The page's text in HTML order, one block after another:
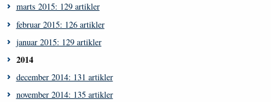
marts 2015: 129 artikler
februar 2015: 126 artikler
januar 2015: 129 artikler
2014
december 2014: 131 artikler
november 2014: 135 artikler